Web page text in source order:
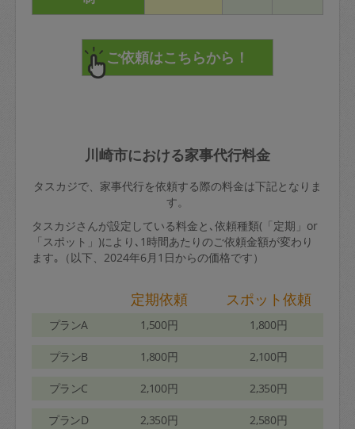
川崎市における家事代行料金
タスカジで、家事代行を依頼する際の料金は下記となりま
す。
タスカジさんが設定している料金と､依頼種類(「定期」or
「スポット」)により､1時間あたりのご依頼金額が変わり
ます｡（以下、2024年6月1日からの価格です）
定期依頼 スポット依頼
プランA 1,500円 1,800円
プランB 1,800円 2,100円
プランC 2,100円 2,350円
プランD 2,350円 2,580円